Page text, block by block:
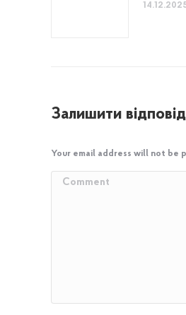
Залишити
Your email address will not be
Comment